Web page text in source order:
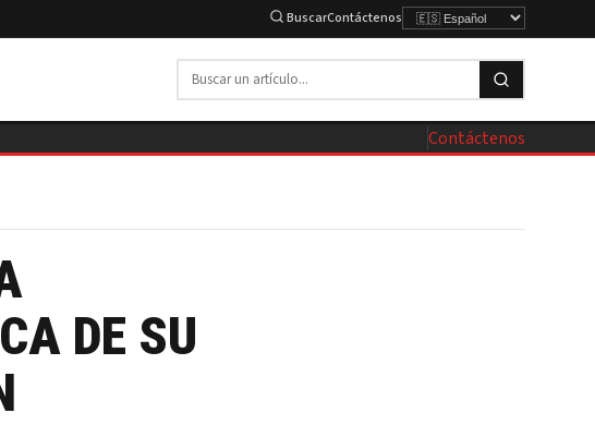
BuscarContáctenos
Contáctenos
DE SU